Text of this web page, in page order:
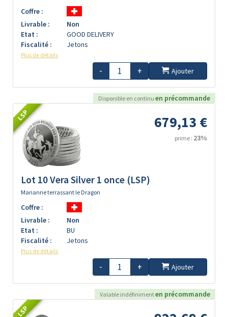
Coffre :
Livrable :
Non
Etat :
GOOD DELIVERY
Fiscalité :
Jetons
Plus de détails
- + Ajouter
Disponible en continu en précommande
LSP 679,13 €
prime : 23%
Lot 10 Vera Silver 1 once (LSP)
Marianne terrassant le Dragon
Coffre :
Livrable :
Non
Etat :
BU
Fiscalité :
Jetons
Plus de détails
- + Ajouter
Valable indéfinimenten précommande
LSP